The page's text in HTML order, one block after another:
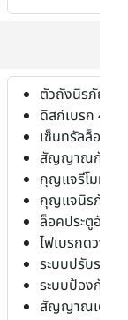
ตัวถังนิรภัย
ดิสก์เบรก 4 ล้อ
เซ็นทรัลล็อค
สัญญาณกันขโ
กุญแจรีโมท
กุญแจนิรภัย
ล็อคประตูอัตโ
ไฟเบรกดวงที่ 3
ระบบปรับระยะ
ระบบป้องกันส
สัญญาณเตือน